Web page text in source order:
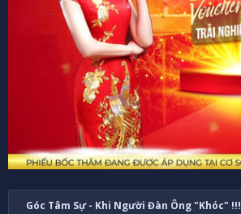
Góc Tâm Sự - Khi Người Đàn Ông "Khóc" !!!